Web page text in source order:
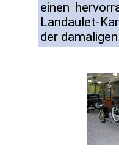
einen
Landaulet-
der